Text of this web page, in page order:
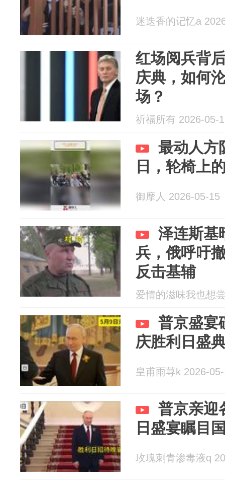
迷迭香的记忆a
红场阅兵背
庆典，如何
场？
祈福所有 2026-05-
最动人方
日，轮椅上
御摩人 2026-05-15
泽连斯基
兵，俄呼吁
反击基辅
爱情的滋味我也想
普京盛宴
庆胜利日盛
皇甫雨荨k 2026-
普京亲迎
日盛宴瞩目
玫瑰刺青渗毒液q